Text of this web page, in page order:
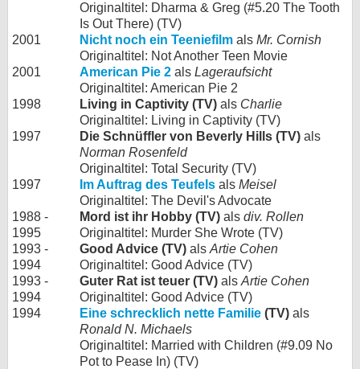
Originaltitel: Dharma & Greg (#5.20 The Tooth
Is Out There) (TV)
2001
Nicht noch ein Teeniefilm als Mr. Cornish
Originaltitel: Not Another Teen Movie
2001
American Pie 2 als Lageraufsicht
Originaltitel: American Pie 2
1998
Living in Captivity (TV) als Charlie
Originaltitel: Living in Captivity (TV)
1997
Die Schnüffler von Beverly Hills (TV) als
Norman Rosenfeld
Originaltitel: Total Security (TV)
1997
Im Auftrag des Teufels als Meisel
Originaltitel: The Devil's Advocate
1988 -
1995
Mord ist ihr Hobby (TV) als div. Rollen
Originaltitel: Murder She Wrote (TV)
1993 -
1994
Good Advice (TV) als Artie Cohen
Originaltitel: Good Advice (TV)
1993 -
1994
Guter Rat ist teuer (TV) als Artie Cohen
Originaltitel: Good Advice (TV)
1994
Eine schrecklich nette Familie (TV) als
Ronald N. Michaels
Originaltitel: Married with Children (#9.09 No
Pot to Pease In) (TV)